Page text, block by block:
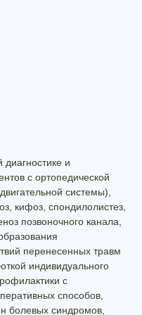
и
с ортопедической
системы),
кифоз, спондилолистез,
позвоночного канала,
перенесенных травм
индивидуального
с
способов,
болевых синдромов,